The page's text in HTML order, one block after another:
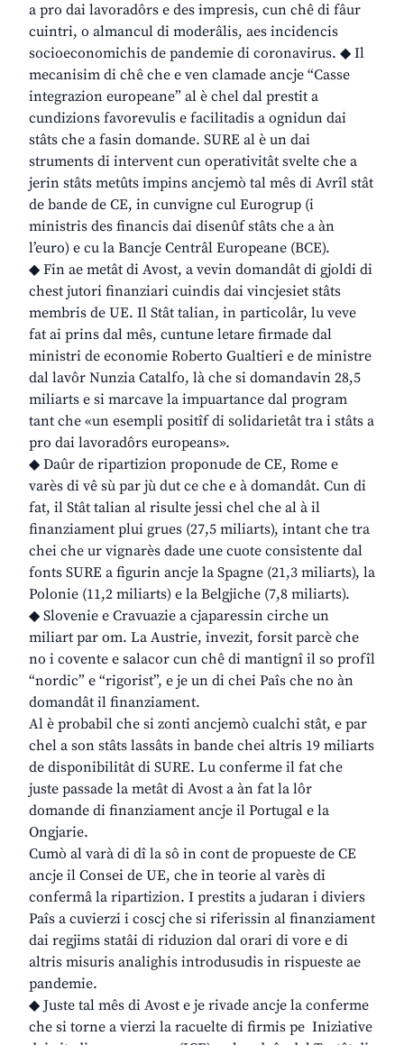
a pro dai lavoradôrs e des impresis, cun chê di fâur
cuintri, o almancul di moderâlis, aes incidencis
socioeconomichis de pandemie di coronavirus. ◆ Il
mecanisim di chê che e ven clamade ancje “Casse
integrazion europeane” al è chel dal prestit a
cundizions favorevulis e facilitadis a ognidun dai
stâts che a fasin domande. SURE al è un dai
struments di intervent cun operativitât svelte che a
jerin stâts metûts impins ancjemò tal mês di Avrîl stât
de bande de CE, in cunvigne cul Eurogrup (i
ministris des financis dai disenûf stâts che a àn
l’euro) e cu la Bancje Centrâl Europeane (BCE).
◆ Fin ae metât di Avost, a vevin domandât di gjoldi di
chest jutori finanziari cuindis dai vincjesiet stâts
membris de UE. Il Stât talian, in particolâr, lu veve
fat ai prins dal mês, cuntune letare firmade dal
ministri de economie Roberto Gualtieri e de ministre
dal lavôr Nunzia Catalfo, là che si domandavin 28,5
miliarts e si marcave la impuartance dal program
tant che «un esempli positîf di solidarietât tra i stâts a
pro dai lavoradôrs europeans».
◆ Daûr de ripartizion proponude de CE, Rome e
varès di vê sù par jù dut ce che e à domandât. Cun di
fat, il Stât talian al risulte jessi chel che al à il
finanziament plui grues (27,5 miliarts), intant che tra
chei che ur vignarès dade une cuote consistente dal
fonts SURE a figurin ancje la Spagne (21,3 miliarts), la
Polonie (11,2 miliarts) e la Belgjiche (7,8 miliarts).
◆ Slovenie e Cravuazie a cjaparessin cirche un
miliart par om. La Austrie, invezit, forsit parcè che
no i covente e salacor cun chê di mantignî il so profîl
“nordic” e “rigorist”, e je un di chei Paîs che no àn
domandât il finanziament.
Al è probabil che si zonti ancjemò cualchi stât, e par
chel a son stâts lassâts in bande chei altris 19 miliarts
de disponibilitât di SURE. Lu conferme il fat che
juste passade la metât di Avost a àn fat la lôr
domande di finanziament ancje il Portugal e la
Ongjarie.
Cumò al varà di dî la sô in cont de propueste de CE
ancje il Consei de UE, che in teorie al varès di
confermâ la ripartizion. I prestits a judaran i diviers
Paîs a cuvierzi i coscj che si riferissin al finanziament
dai regjims statâi di riduzion dal orari di vore e di
altris misuris analighis introdusudis in rispueste ae
pandemie.
◆ Juste tal mês di Avost e je rivade ancje la conferme
che si torne a vierzi la racuelte di firmis pe Iniziative